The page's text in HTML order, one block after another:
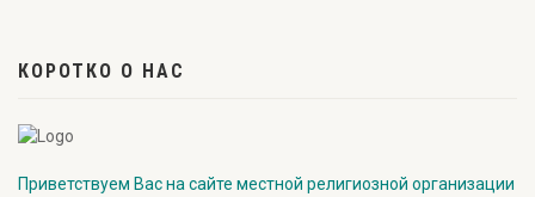
КОРОТКО О НАС
Приветствуем Вас на сайте местной религиозной организации